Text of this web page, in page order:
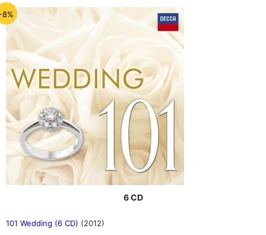
8%
6 CD
101 Wedding (6 CD) (2012)